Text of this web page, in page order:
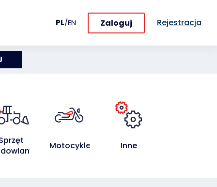
PL/EN Zaloguj Rejestracja
Motocykle Inne